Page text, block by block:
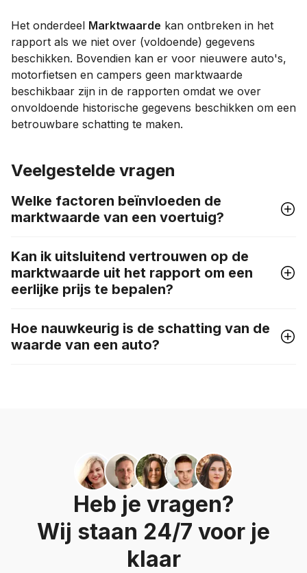
Het onderdeel Marktwaarde kan ontbreken in het
rapport als we niet over (voldoende) gegevens
beschikken. Bovendien kan er voor nieuwere auto's,
motorfietsen en campers geen marktwaarde
beschikbaar zijn in de rapporten omdat we over
onvoldoende historische gegevens beschikken om een
betrouwbare schatting te maken.
Veelgestelde vragen
Welke factoren beïnvloeden de
marktwaarde van een voertuig?
Kan ik uitsluitend vertrouwen op de
marktwaarde uit het rapport om een
eerlijke prijs te bepalen?
Hoe nauwkeurig is de schatting van de
waarde van een auto?
Heb je vragen?
Wij staan 24/7 voor je
klaar